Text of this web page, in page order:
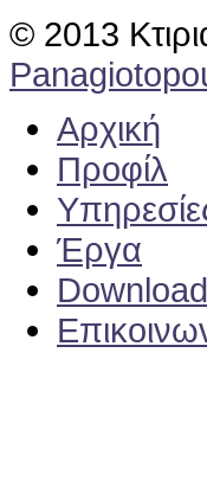
© 2013
Αρχική
Προφίλ
Έργα